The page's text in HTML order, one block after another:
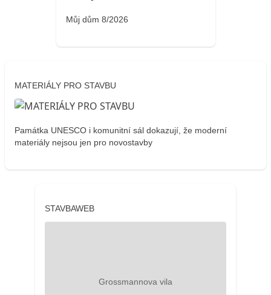
Můj dům 8/2026
MATERIÁLY PRO STAVBU
Památka UNESCO i komunitní sál dokazují, že moderní
materiály nejsou jen pro novostavby
STAVBAWEB